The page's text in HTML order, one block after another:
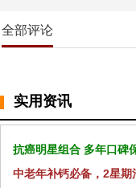
全部评论
实用资讯
抗癌明星组合 多年口碑
中老年补钙必备，2星